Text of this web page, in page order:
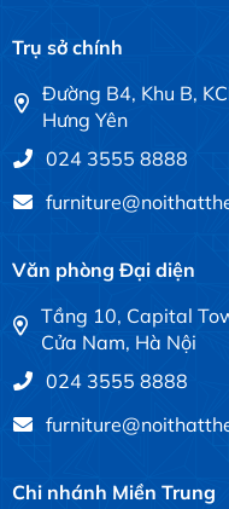
Trụ sở chính
Đường B4, Khu B,
Hưng Yên
024 3555 8888
Văn phòng Đại diện
Tầng 10, Capital
Cửa Nam, Hà Nội
024 3555 8888
Chi nhánh Miền Trung